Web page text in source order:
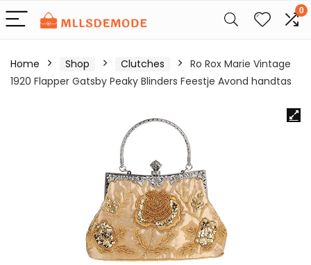
0
Home Shop Clutches
Ro Rox Marie Vintage
1920 Flapper Gatsby Peaky Blinders Feestje Avond handtas